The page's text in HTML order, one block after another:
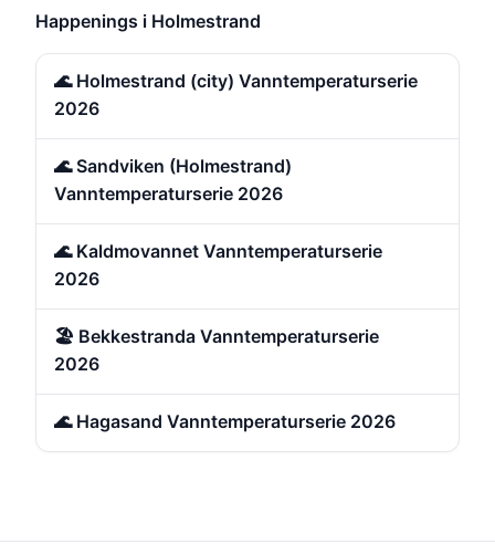
Happenings i Holmestrand
🌊 Holmestrand (city) Vanntemperaturserie
2026
🌊 Sandviken (Holmestrand)
Vanntemperaturserie 2026
🌊 Kaldmovannet Vanntemperaturserie
2026
🏖️ Bekkestranda Vanntemperaturserie
2026
🌊 Hagasand Vanntemperaturserie 2026